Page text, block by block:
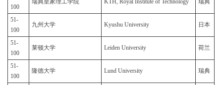
100
瑞典皇家理工学院 KTH, Royal Institute of Technology 瑞典
51-
100
九州大学 Kyushu University 日本
51-
100
莱顿大学 Leiden University 荷兰
51-
100
隆德大学 Lund University 瑞典